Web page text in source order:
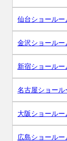
仙台ショールー
金沢ショールー
新宿ショールー
名古屋ショール
大阪ショールー
広島ショールー